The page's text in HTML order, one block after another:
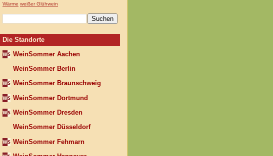
Wärme weißer Glühwein
Die Standorte
WeinSommer Aachen
WeinSommer Berlin
WeinSommer Braunschweig
WeinSommer Dortmund
WeinSommer Dresden
WeinSommer Düsseldorf
WeinSommer Fehmarn